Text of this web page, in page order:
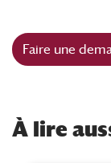
Faire une
À lire